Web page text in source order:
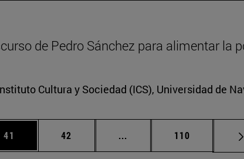
de Pedro Sánchez para alimentar la
Cultura y Sociedad (ICS), Universidad de
TAB para desplazarse.
Página
41 Página
42 ... Páginas intermedias Use
Página
110